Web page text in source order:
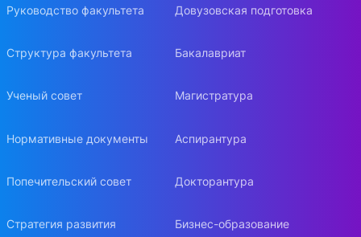
Руководство факультета
Структура факультета
Ученый совет
Нормативные документы
Попечительский совет
Стратегия развития
Довузовская подготовка
Бакалавриат
Магистратура
Аспирантура
Докторантура
Бизнес-образование